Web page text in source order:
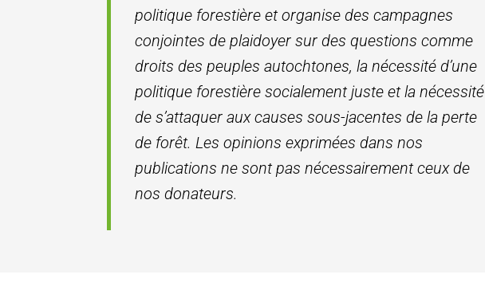
politique forestière et organise des campagnes
conjointes de plaidoyer sur des questions comme
droits des peuples autochtones, la nécessité d’une
politique forestière socialement juste et la nécessité
de s’attaquer aux causes sous-jacentes de la perte
de forêt. Les opinions exprimées dans nos
publications ne sont pas nécessairement ceux de
nos donateurs.